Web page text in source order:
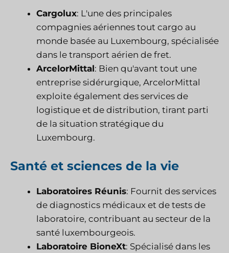
Cargolux: L'une des principales
compagnies aériennes tout cargo au
monde basée au Luxembourg, spécialisée
dans le transport aérien de fret.
ArcelorMittal: Bien qu'avant tout une
entreprise sidérurgique, ArcelorMittal
exploite également des services de
logistique et de distribution, tirant parti
de la situation stratégique du
Luxembourg.
Santé et sciences de la vie
Laboratoires Réunis: Fournit des services
de diagnostics médicaux et de tests de
laboratoire, contribuant au secteur de la
santé luxembourgeois.
Laboratoire BioneXt: Spécialisé dans les